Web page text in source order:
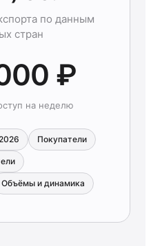
по данным
стран
₽
на неделю
Покупатели
Объёмы и динамика